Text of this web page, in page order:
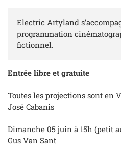
Electric Artyland
programmation
fictionnel.
Entrée libre et gratuite
Toutes les projections sont en
José Cabanis
Dimanche 05 juin à 15h (petit
Gus Van Sant